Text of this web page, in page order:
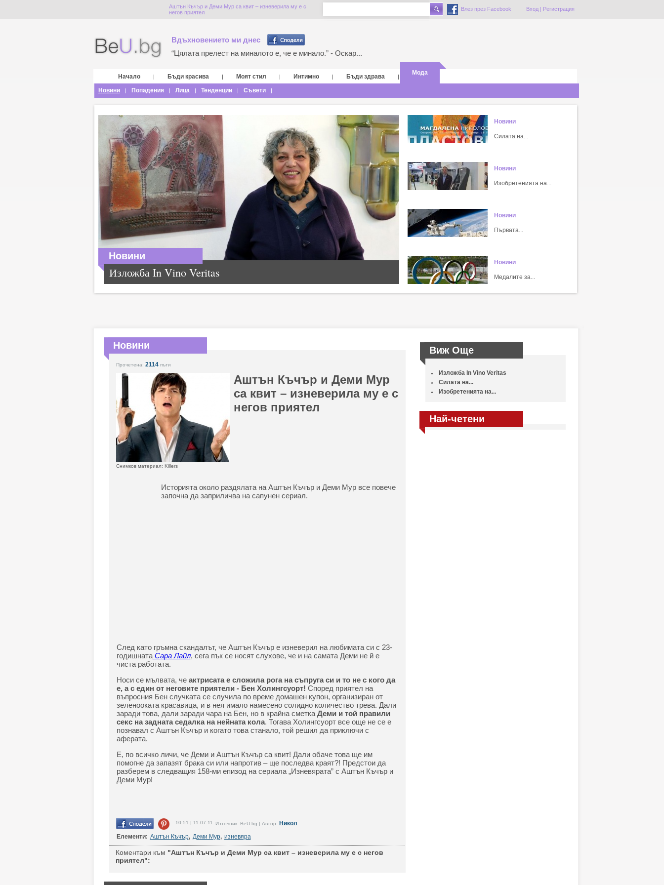
Аштън Къчър и Деми Мур са квит – изневерила му е с
негов приятел
Влез през Facebook Вход| Регистрация
Вдъхновението ми днес
“Цялата прелест на миналото е, че е минало.” - Оскар...
Начало | Бъди красива | Моят стил | Интимно | Бъди здрава |
Мода
Новини | Попадения | Лица | Тенденции | Съвети |
Новини
Изложба In Vino Veritas
Новини
Силата на...
Новини
Изобретенията на...
Новини
Първата...
Новини
Медалите за...
Новини
Прочетена: 2114пъти
Аштън Къчър и Деми Мур
са квит – изневерила му е с
негов приятел
Снимков материал: Killers
Историята около раздялата на Аштън Къчър и Деми Мур все повече
започна да заприличва на сапунен сериал.
След като гръмна скандалът, че Аштън Къчър е изневерил на любимата си с 23-
годишнатаСара Лайл, сега пък се носят слухове, че и на самата Деми не й е
чиста работата.
Носи се мълвата, че актрисата е сложила рога на съпруга си и то не с кого да
е, а с един от неговите приятели - Бен Холингсуорт! Според приятел на
въпросния Бен случката се случила по време домашен купон, организиран от
зеленооката красавица, и в нея имало намесено солидно количество трева. Дали
заради това, дали заради чара на Бен, но в крайна сметка Деми и той правили
секс на задната седалка на нейната кола. Тогава Холингсуорт все още не се е
познавал с Аштън Къчър и когато това станало, той решил да приключи с
аферата.
Е, по всичко личи, че Деми и Аштън Къчър са квит! Дали обаче това ще им
помогне да запазят брака си или напротив – ще последва краят?! Предстои да
разберем в следващия 158-ми епизод на сериала „Изневярата” с Аштън Къчър и
Деми Мур!
10:51 | 11-07-11 Източник: BeU.bg | Автор: Никол
Елементи: Аштън Къчър, Деми Мур, изневяра
Коментари към "Аштън Къчър и Деми Мур са квит – изневерила му е с негов
приятел":
Виж Още
Изложба In Vino Veritas
Силата на...
Изобретенията на...
Най-четени